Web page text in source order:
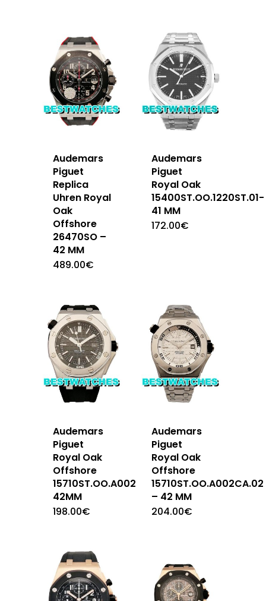
Audemars
Piguet
Replica
Uhren Royal
Oak
Offshore
26470SO –
42 MM
489.00€
Audemars
Piguet
Royal Oak
15400ST.OO.1220ST.01-
41 MM
172.00€
Audemars
Piguet
Royal Oak
Offshore
15710ST.OO.A002CA.01
42MM
198.00€
Audemars
Piguet
Royal Oak
Offshore
15710ST.OO.A002CA.02
– 42 MM
204.00€